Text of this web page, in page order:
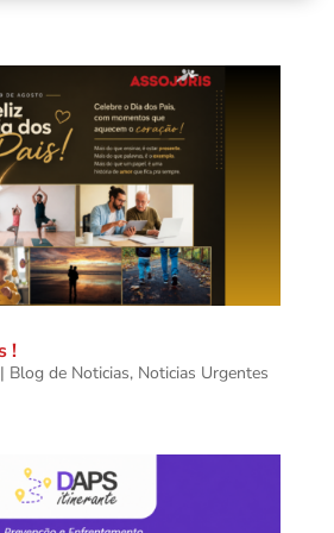
!
Blog de Noticias, Noticias Urgentes